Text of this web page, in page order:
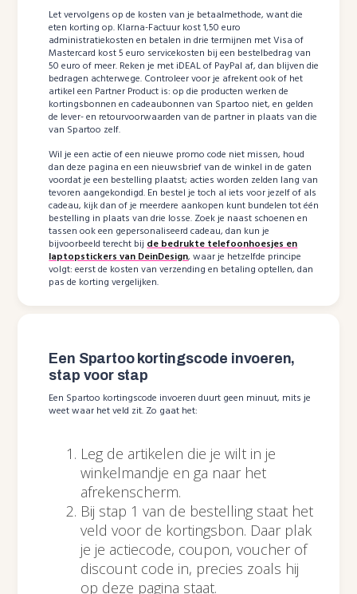
Let vervolgens op de kosten van je betaalmethode, want die
eten korting op. Klarna-Factuur kost 1,50 euro
administratiekosten en betalen in drie termijnen met Visa of
Mastercard kost 5 euro servicekosten bij een bestelbedrag van
50 euro of meer. Reken je met iDEAL of PayPal af, dan blijven die
bedragen achterwege. Controleer voor je afrekent ook of het
artikel een Partner Product is: op die producten werken de
kortingsbonnen en cadeaubonnen van Spartoo niet, en gelden
de lever- en retourvoorwaarden van de partner in plaats van die
van Spartoo zelf.
Wil je een actie of een nieuwe promo code niet missen, houd
dan deze pagina en een nieuwsbrief van de winkel in de gaten
voordat je een bestelling plaatst; acties worden zelden lang van
tevoren aangekondigd. En bestel je toch al iets voor jezelf of als
cadeau, kijk dan of je meerdere aankopen kunt bundelen tot één
bestelling in plaats van drie losse. Zoek je naast schoenen en
tassen ook een gepersonaliseerd cadeau, dan kun je
bijvoorbeeld terecht bijde bedrukte telefoonhoesjes en
laptopstickers van DeinDesign, waar je hetzelfde principe
volgt: eerst de kosten van verzending en betaling optellen, dan
pas de korting vergelijken.
Een Spartoo kortingscode invoeren,
stap voor stap
Een Spartoo kortingscode invoeren duurt geen minuut, mits je
weet waar het veld zit. Zo gaat het:
Leg de artikelen die je wilt in je
winkelmandje en ga naar het
afrekenscherm.
Bij stap 1 van de bestelling staat het
veld voor de kortingsbon. Daar plak
je je actiecode, coupon, voucher of
discount code in, precies zoals hij
op deze pagina staat.